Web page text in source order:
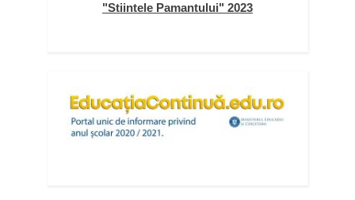
"Stiintele Pamantului" 2023